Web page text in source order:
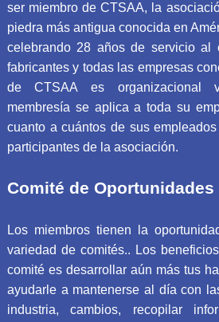
ser miembro de CTSAA, la
piedra más antigua conocida en
celebrando 28 años de servicio al
fabricantes y todas las empresas
de CTSAA es organizacional
membresía se aplica a toda su
cuanto a cuántos de sus
participantes de la asociación.
Comité de Oportunidades
Los miembros tienen la
variedad de comités.. Los
comité es desarrollar aún más tus
ayudarle a mantenerse al día con
industria, cambios, recopilar